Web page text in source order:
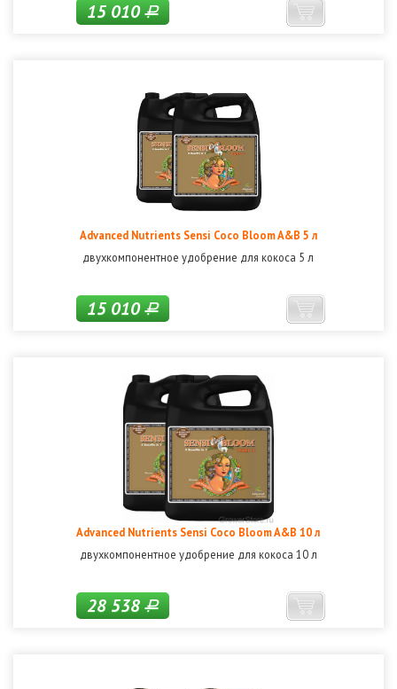
15 010Р
Advanced Nutrients Sensi Coco Bloom A&B 5 л
двухкомпонентное удобрение для кокоса 5 л
15 010Р
Advanced Nutrients Sensi Coco Bloom A&B 10 л
двухкомпонентное удобрение для кокоса 10 л
28 538Р